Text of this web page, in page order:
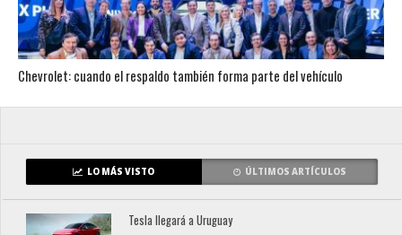
Chevrolet: cuando el respaldo también forma parte del vehículo
LO MÁS VISTO ÚLTIMOS ARTÍCULOS
Tesla llegará a Uruguay